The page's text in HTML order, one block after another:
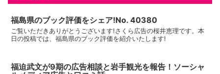
福島県のブック評価をシェア!No. 40380
ご覧いただきありがとうございます!さくら広告の桜井恵理です。本
日の投稿では、福島県のブック評価を紹介いたします!
福迫武文が9期の広告相談と岩手観光を報告！ソーシャ